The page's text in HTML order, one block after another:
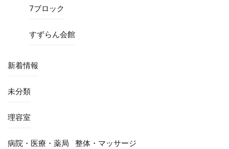
7ブロック
すずらん会館
新着情報
未分類
理容室
病院・医療・薬局 整体・マッサージ